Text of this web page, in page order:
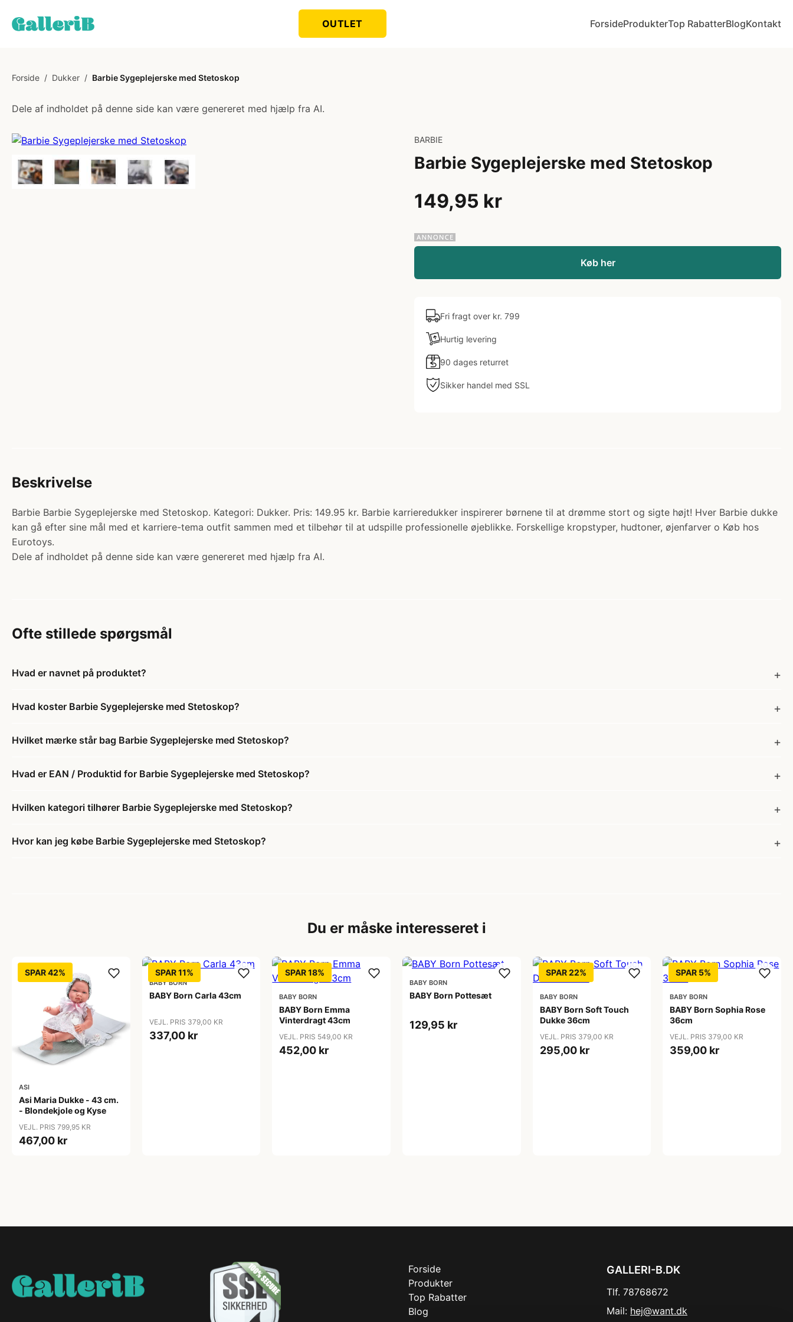
OUTLET ForsideProdukterTop RabatterBlogKontakt
Forside / Dukker / Barbie Sygeplejerske med Stetoskop
Dele af indholdet på denne side kan være genereret med hjælp fra AI.
BARBIE
Barbie Sygeplejerske med Stetoskop
149,95 kr
Køb her
Fri fragt over kr. 799
Hurtig levering
90 dages returret
Sikker handel med SSL
Beskrivelse
Barbie Barbie Sygeplejerske med Stetoskop. Kategori: Dukker. Pris: 149.95 kr. Barbie karrieredukker inspirerer børnene til at drømme stort og sigte højt! Hver Barbie dukke
kan gå efter sine mål med et karriere-tema outfit sammen med et tilbehør til at udspille professionelle øjeblikke. Forskellige kropstyper, hudtoner, øjenfarver o Køb hos
Eurotoys.
Dele af indholdet på denne side kan være genereret med hjælp fra AI.
Ofte stillede spørgsmål
Hvad er navnet på produktet?
Hvad koster Barbie Sygeplejerske med Stetoskop?
Hvilket mærke står bag Barbie Sygeplejerske med Stetoskop?
Hvad er EAN / Produktid for Barbie Sygeplejerske med Stetoskop?
Hvilken kategori tilhører Barbie Sygeplejerske med Stetoskop?
Hvor kan jeg købe Barbie Sygeplejerske med Stetoskop?
Du er måske interesseret i
SPAR 42%
ASI
Asi Maria Dukke - 43 cm.
- Blondekjole og Kyse
VEJL. PRIS 799,95 KR
467,00 kr
SPAR 11%
BABY BORN
BABY Born Carla 43cm
VEJL. PRIS 379,00 KR
337,00 kr
SPAR 18%
BABY BORN
BABY Born Emma
Vinterdragt 43cm
VEJL. PRIS 549,00 KR
452,00 kr
BABY BORN
BABY Born Pottesæt
129,95 kr
SPAR 22%
BABY BORN
BABY Born Soft Touch
Dukke 36cm
VEJL. PRIS 379,00 KR
295,00 kr
SPAR 5%
BABY BORN
BABY Born Sophia Rose
36cm
VEJL. PRIS 379,00 KR
359,00 kr
Forside
Produkter
Top Rabatter
Blog
GALLERI-B.DK
Tlf. 78768672
Mail: hej@want.dk